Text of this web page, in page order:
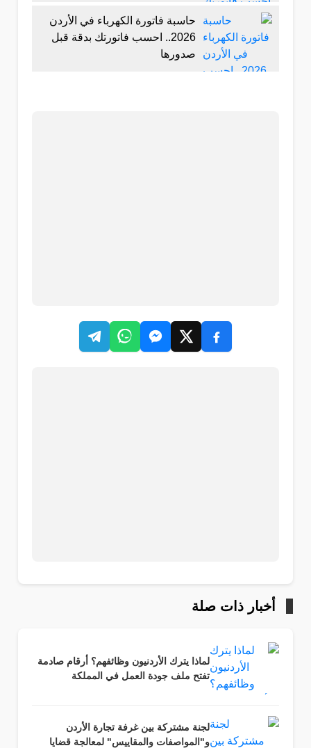
حاسبة فاتورة الكهرباء في الأردن
2026.. احسب فاتورتك بدقة قبل
صدورها
أخبار ذات صلة
لماذا يترك الأردنيون وظائفهم؟ أرقام صادمة
تفتح ملف جودة العمل في المملكة
لجنة مشتركة بين غرفة تجارة الأردن
و"المواصفات والمقاييس" لمعالجة قضايا